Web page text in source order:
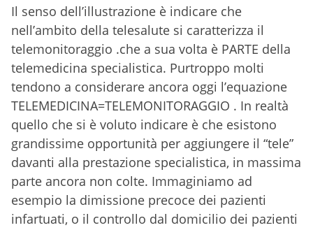
Il senso dell’illustrazione è indicare che
nell’ambito della telesalute si caratterizza il
telemonitoraggio .che a sua volta è PARTE della
telemedicina specialistica. Purtroppo molti
tendono a considerare ancora oggi l’equazione
TELEMEDICINA=TELEMONITORAGGIO . In realtà
quello che si è voluto indicare è che esistono
grandissime opportunità per aggiungere il “tele”
davanti alla prestazione specialistica, in massima
parte ancora non colte. Immaginiamo ad
esempio la dimissione precoce dei pazienti
infartuati, o il controllo dal domicilio dei pazienti